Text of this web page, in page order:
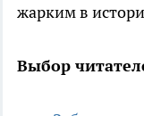
жарким в
Выбор